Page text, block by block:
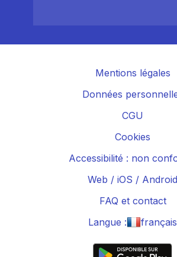
Mentions légales
Données
CGU
Cookies
Accessibilité : non
Web / iOS / Android
FAQ et contact
Langue :
français